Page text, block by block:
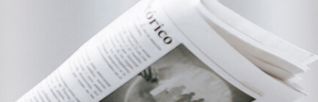
COMLL
AGENCIA DE
OFERTAS Y
MÉDICA